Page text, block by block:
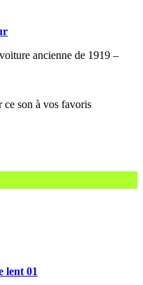
ancienne de 1919 –
lent 01